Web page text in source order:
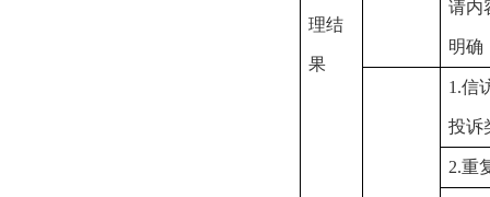
理结
果
请内
明确
1.信
投诉
2.重